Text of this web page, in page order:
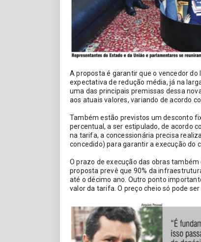
A proposta é garantir que o vencedor
expectativa de redução média, já na
uma das principais premissas dessa
aos atuais valores, variando de acordo
Também estão previstos um desconto
percentual, a ser estipulado, de acordo
na tarifa, a concessionária precisa
concedido) para garantir a execução do
O prazo de execução das obras
proposta prevê que 90% da
até o décimo ano. Outro ponto
valor da tarifa. O preço cheio só pode